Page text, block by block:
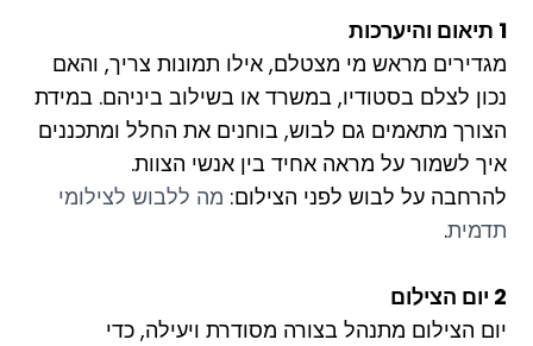
1 תיאום והיערכות
מגדירים מראש מי מצטלם, אילו תמונות צריך, והאם
נכון לצלם בסטודיו, במשרד או בשילוב ביניהם. במידת
הצורך מתאמים גם לבוש, בוחנים את החלל ומתכננים
איך לשמור על מראה אחיד בין אנשי הצוות.
להרחבה על לבוש לפני הצילום: מה ללבוש לצילומי
תדמית.
2 יום הצילום
יום הצילום מתנהל בצורה מסודרת ויעילה, כדי